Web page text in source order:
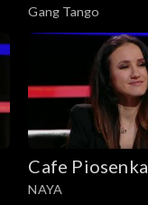
Gang Tango
Cafe Piosenka
NAYA